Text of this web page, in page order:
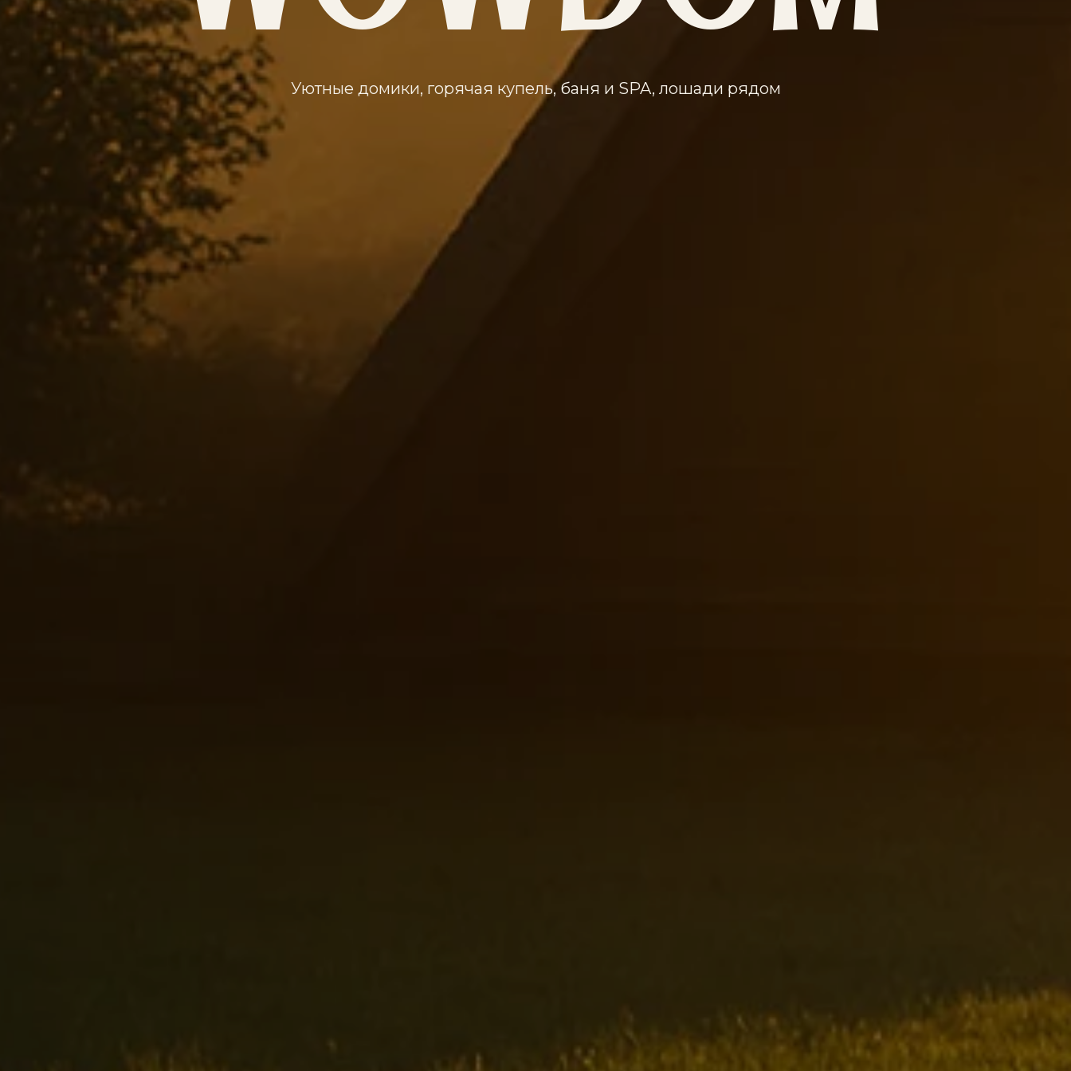
Уютные домики, горячая купель, баня и SPA, лошади рядом